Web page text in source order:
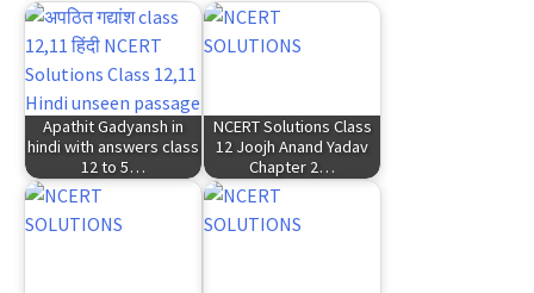
Apathit Gadyansh in
hindi with answers class
12 to 5…
NCERT Solutions Class
12 Joojh Anand Yadav
Chapter 2…